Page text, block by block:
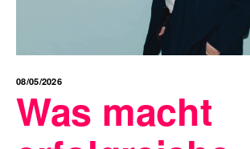
08/05/2026
Was macht